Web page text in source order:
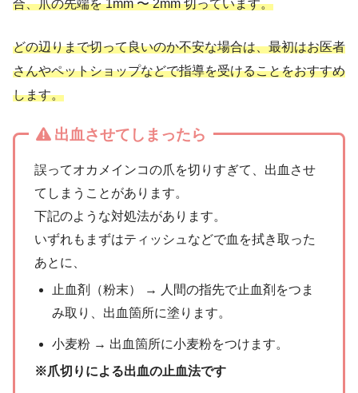
合、爪の先端を 1mm 〜 2mm 切っています。
どの辺りまで切って良いのか不安な場合は、最初はお医者
さんやペットショップなどで指導を受けることをおすすめ
します。
出血させてしまったら
誤ってオカメインコの爪を切りすぎて、出血させ
てしまうことがあります。
下記のような対処法があります。
いずれもまずはティッシュなどで血を拭き取った
あとに、
止血剤（粉末） → 人間の指先で止血剤をつま
み取り、出血箇所に塗ります。
小麦粉 → 出血箇所に小麦粉をつけます。
※爪切りによる出血の止血法です